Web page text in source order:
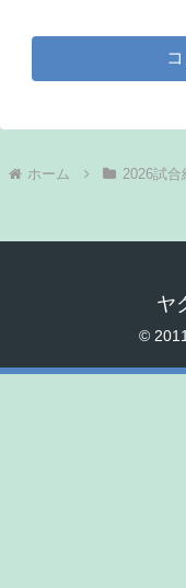
ホーム 2026試合
ヤ
©